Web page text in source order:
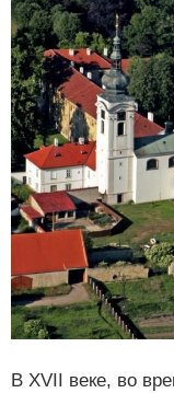
В XVII веке, во